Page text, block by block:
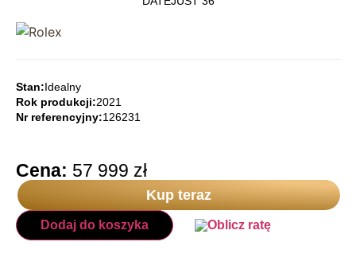
Stan:Idealny
Rok produkcji:2021
Nr referencyjny:126231
Cena: 57 999 zł
Kup teraz
Dodaj do koszyka